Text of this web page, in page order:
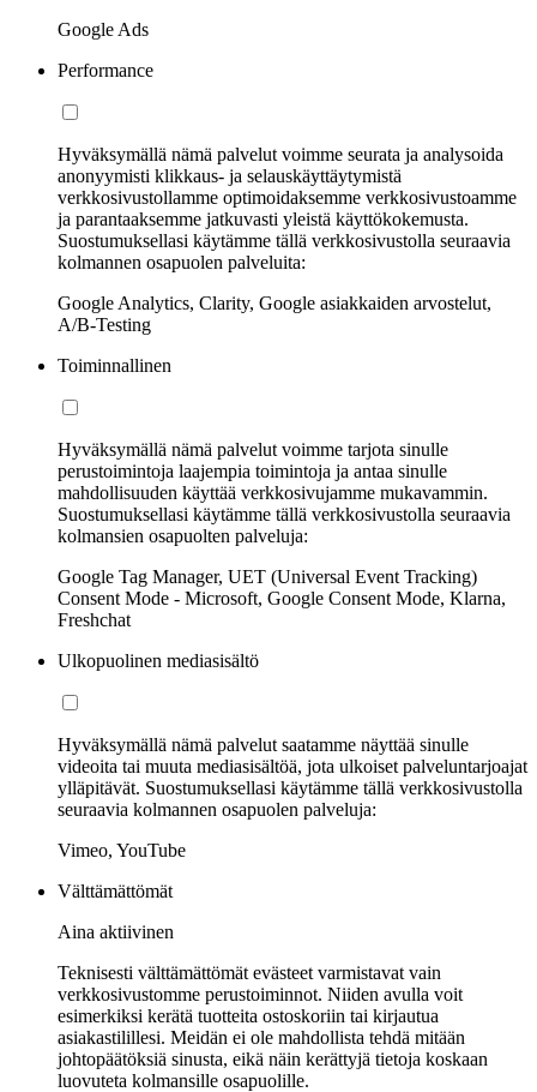
Google Ads
Performance
Hyväksymällä nämä palvelut voimme seurata ja analysoida
anonyymisti klikkaus- ja selauskäyttäytymistä
verkkosivustollamme optimoidaksemme verkkosivustoamme
ja parantaaksemme jatkuvasti yleistä käyttökokemusta.
Suostumuksellasi käytämme tällä verkkosivustolla seuraavia
kolmannen osapuolen palveluita:
Google Analytics, Clarity, Google asiakkaiden arvostelut,
A/B-Testing
Toiminnallinen
Hyväksymällä nämä palvelut voimme tarjota sinulle
perustoimintoja laajempia toimintoja ja antaa sinulle
mahdollisuuden käyttää verkkosivujamme mukavammin.
Suostumuksellasi käytämme tällä verkkosivustolla seuraavia
kolmansien osapuolten palveluja:
Google Tag Manager, UET (Universal Event Tracking)
Consent Mode - Microsoft, Google Consent Mode, Klarna,
Freshchat
Ulkopuolinen mediasisältö
Hyväksymällä nämä palvelut saatamme näyttää sinulle
videoita tai muuta mediasisältöä, jota ulkoiset palveluntarjoajat
ylläpitävät. Suostumuksellasi käytämme tällä verkkosivustolla
seuraavia kolmannen osapuolen palveluja:
Vimeo, YouTube
Välttämättömät
Aina aktiivinen
Teknisesti välttämättömät evästeet varmistavat vain
verkkosivustomme perustoiminnot. Niiden avulla voit
esimerkiksi kerätä tuotteita ostoskoriin tai kirjautua
asiakastilillesi. Meidän ei ole mahdollista tehdä mitään
johtopäätöksiä sinusta, eikä näin kerättyjä tietoja koskaan
luovuteta kolmansille osapuolille.